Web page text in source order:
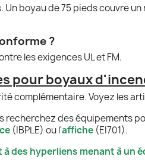
boyau de 75 pieds couvre
?
les exigences UL et FM.
pour boyaux
complémentaire. Voyez les
recherchez des équipements
(IBPLE) ou l'affiche (EI701).
des hyperliens menant à un